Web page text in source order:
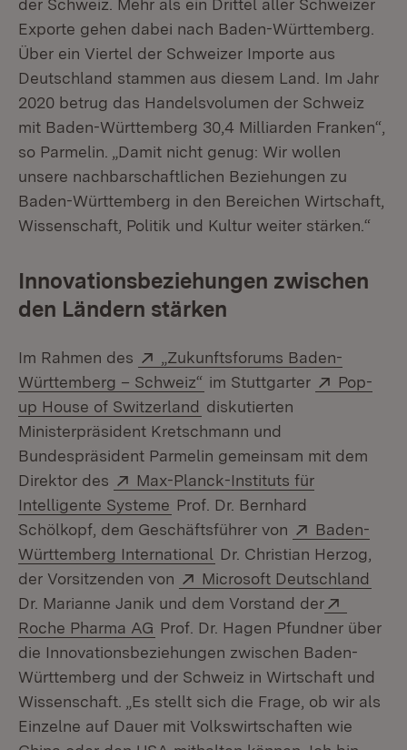
der Schweiz. Mehr als ein Drittel aller Schweizer
Exporte gehen dabei nach Baden-Württemberg.
Über ein Viertel der Schweizer Importe aus
Deutschland stammen aus diesem Land. Im Jahr
2020 betrug das Handelsvolumen der Schweiz
mit Baden-Württemberg 30,4 Milliarden Franken“,
so Parmelin. „Damit nicht genug: Wir wollen
unsere nachbarschaftlichen Beziehungen zu
Baden-Württemberg in den Bereichen Wirtschaft,
Wissenschaft, Politik und Kultur weiter stärken.“
Innovationsbeziehungen zwischen
den Ländern stärken
Im Rahmen des Extern:
„Zukunftsforums Baden-
Württemberg – Schweiz“ (Öffnet in neuem Fenster)
im Stuttgarter Extern:
Pop-
up House of Switzerland (Öffnet in neuem Fenster)
diskutierten
Ministerpräsident Kretschmann und
Bundespräsident Parmelin gemeinsam mit dem
Direktor des
Extern:
Max-Planck-Instituts für
Intelligente Systeme (Öffnet in neuem Fenster)
Prof. Dr. Bernhard
Schölkopf, dem Geschäftsführer von
Extern:
Baden-
Württemberg International (Öffnet in neuem Fenster)
Dr. Christian Herzog,
der Vorsitzenden von
Extern:
Microsoft Deutschland
Dr. Marianne Janik und dem Vorstand der
Roche Pharma AG (Öffnet in neuem Fenster)
Prof. Dr. Hagen Pfundner über
die Innovationsbeziehungen zwischen Baden-
Württemberg und der Schweiz in Wirtschaft und
Wissenschaft. „Es stellt sich die Frage, ob wir als
Einzelne auf Dauer mit Volkswirtschaften wie